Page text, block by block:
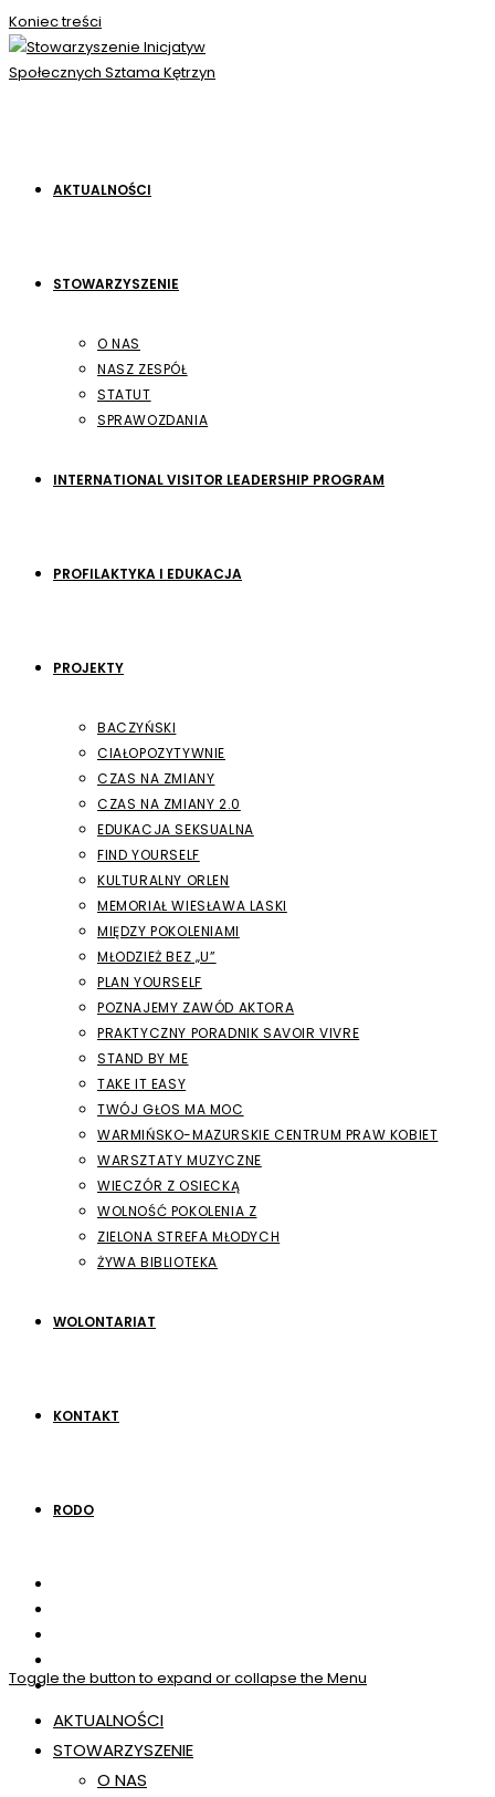
Koniec treści
AKTUALNOŚCI
STOWARZYSZENIE
O NAS
NASZ ZESPÓŁ
STATUT
SPRAWOZDANIA
INTERNATIONAL VISITOR LEADERSHIP PROGRAM
PROFILAKTYKA I EDUKACJA
PROJEKTY
BACZYŃSKI
CIAŁOPOZYTYWNIE
CZAS NA ZMIANY
CZAS NA ZMIANY 2.0
EDUKACJA SEKSUALNA
FIND YOURSELF
KULTURALNY ORLEN
MEMORIAŁ WIESŁAWA LASKI
MIĘDZY POKOLENIAMI
MŁODZIEŻ BEZ „U”
PLAN YOURSELF
POZNAJEMY ZAWÓD AKTORA
PRAKTYCZNY PORADNIK SAVOIR VIVRE
STAND BY ME
TAKE IT EASY
TWÓJ GŁOS MA MOC
WARMIŃSKO-MAZURSKIE CENTRUM PRAW KOBIET
WARSZTATY MUZYCZNE
WIECZÓR Z OSIECKĄ
WOLNOŚĆ POKOLENIA Z
ZIELONA STREFA MŁODYCH
ŻYWA BIBLIOTEKA
WOLONTARIAT
KONTAKT
RODO
Toggle the button to expand or collapse the Menu
AKTUALNOŚCI
STOWARZYSZENIE
O NAS